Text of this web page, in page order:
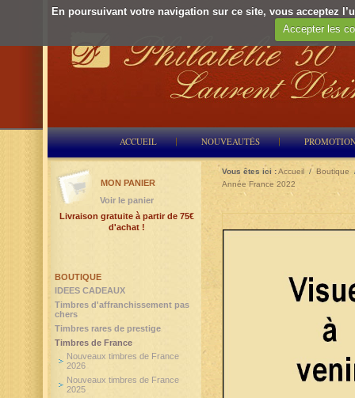
En poursuivant votre navigation sur ce site, vous acceptez
Accepter les
ACCUEIL NOUVEAUTÉS
Vous êtes ici :Accueil / Boutique
Année France 2022
BOUTIQUE
IDEES CADEAUX
Timbres d'affranchissement pas
chers
Timbres rares de prestige
Timbres de France
Nouveaux timbres de France
2026
Nouveaux timbres de France
2025
MON PANIER
Voir le panier
Livraison gratuite à partir de 75€
d'achat !